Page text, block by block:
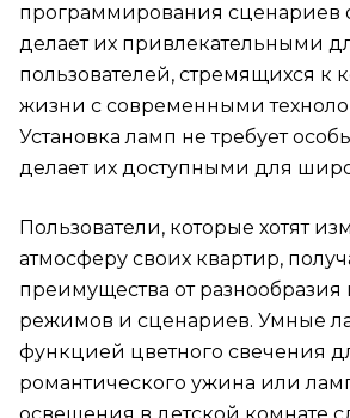
программирования сценариев
делает их привлекательными
пользователей, стремящихся к
жизни с современными
Установка ламп не требует
делает их доступными для
Пользователи, которые хотят
атмосферу своих квартир,
преимущества от разнообразия
режимов и сценариев. Умные
функцией цветного свечения
романтического ужина или